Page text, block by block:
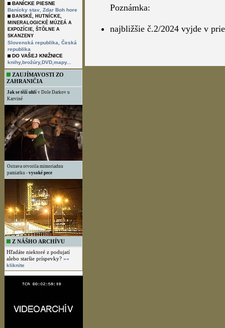
BANÍCKE PIESNE
Banícky stav Zdar Boh hore
BANSKÉ, HUTNÍCKE,
MINERALOGICKÉ MÚZEÁ A
EXPOZÍCIE, ŠTÔLNE A
SKANZENY
Slovenská republika,
Česká
republika
DO VAŠEJ KNIŽNICE
knihy,brožúry,DVD,mapy...
ZAUJÍMAVOSTI ZO
ZAHRANIČIA
Jak se těží uhlí v Dole Darkov u
Karviné
Ostrava otvorila mimoriadnu
pamiatku - vysoké pece
Z NÁŠHO ARCHÍVU
Hľadáte niektoré z podujatí
alebo staršie príspevky? »»
kliknite
Poznámka:
najbližšie č.2/2024 vyjde v